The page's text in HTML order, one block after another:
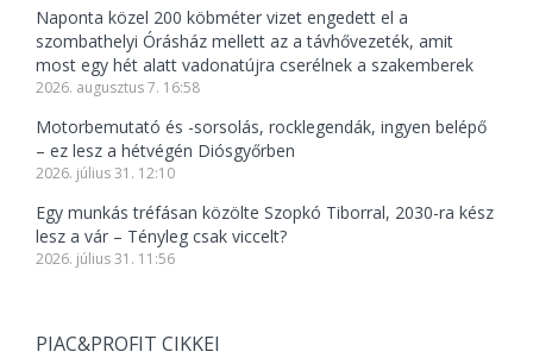
Naponta közel 200 köbméter vizet engedett el a
szombathelyi Órásház mellett az a távhővezeték, amit
most egy hét alatt vadonatújra cserélnek a szakemberek
2026. augusztus 7. 16:58
Motorbemutató és -sorsolás, rocklegendák, ingyen belépő
– ez lesz a hétvégén Diósgyőrben
2026. július 31. 12:10
Egy munkás tréfásan közölte Szopkó Tiborral, 2030-ra kész
lesz a vár – Tényleg csak viccelt?
2026. július 31. 11:56
PIAC&PROFIT CIKKEI